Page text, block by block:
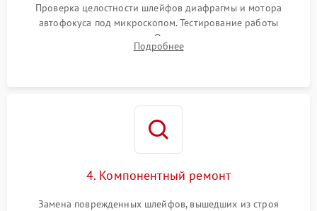
Проверка целостности шлейфов диафрагмы и мотора
автофокуса под микроскопом. Тестирование работы
электромагнитного привода. Очистка оптических элементов
от пыли, следов влаги и грибка спецрастворами без
Подробнее
4. Компонентный ремонт
Замена поврежденных шлейфов, вышедших из строя